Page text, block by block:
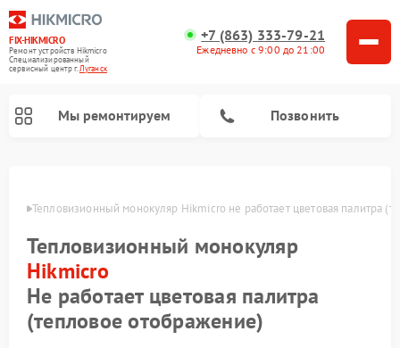
FIX-HIKMICRO
Ремонт устройств Hikmicro
Специализированный
cервисный центр г.Луганск
+7 (863) 333-79-21
Ежедневно с 9:00 до 21:00
Мы ремонтируем Позвонить
Тепловизионный монокуляр Hikmicro не работает цветовая палитра
Тепловизионный монокуляр
Hikmicro
Не работает цветовая палитра
(тепловое отображение)